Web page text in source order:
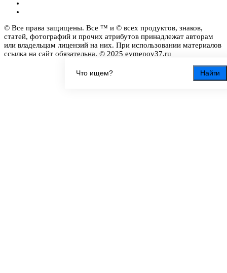
Найти
© Все права защищены. Все ™ и © всех продуктов, знаков,
статей, фотографий и прочих атрибутов принадлежат авторам
или владельцам лицензий на них. При использовании материалов
ссылка на сайт обязательна. © 2025 evmenov37.ru